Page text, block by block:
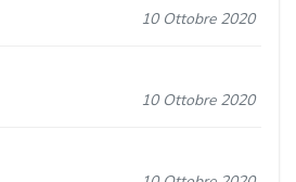
10 Ottobre 2020
10 Ottobre 2020